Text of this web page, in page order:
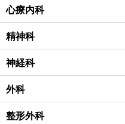
心療内科
精神科
神経科
外科
整形外科